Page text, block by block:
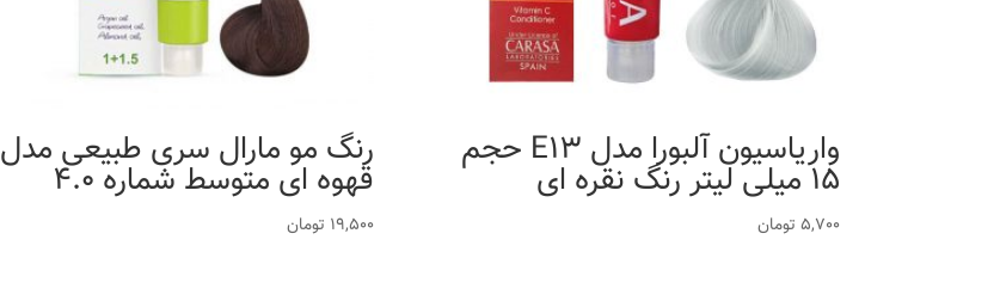
واریاسیون آلبورا مدل E13 حجم
15 میلی لیتر رنگ نقره ای
5,700 تومان
رنگ مو مارال سری طبیعی مدل
قهوه ای متوسط شماره 4.0
19,500 تومان